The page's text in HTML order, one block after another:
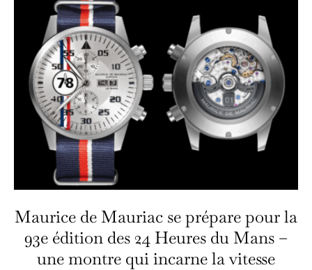
Maurice de Mauriac se prépare pour la
93e édition des 24 Heures du Mans –
une montre qui incarne la vitesse